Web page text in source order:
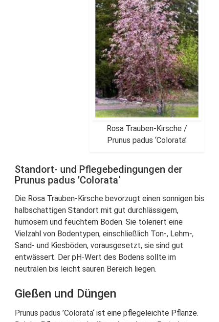
Rosa Trauben-Kirsche /
Prunus padus ‘Colorata’
Standort- und Pflegebedingungen der
Prunus padus ’Colorata‘
Die Rosa Trauben-Kirsche bevorzugt einen sonnigen bis
halbschattigen Standort mit gut durchlässigem,
humosem und feuchtem Boden. Sie toleriert eine
Vielzahl von Bodentypen, einschließlich Ton-, Lehm-,
Sand- und Kiesböden, vorausgesetzt, sie sind gut
entwässert. Der pH-Wert des Bodens sollte im
neutralen bis leicht sauren Bereich liegen.
Gießen und Düngen
Prunus padus ’Colorata‘ ist eine pflegeleichte Pflanze.